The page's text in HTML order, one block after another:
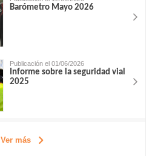
Barómetro Mayo 2026
Publicación el 01/06/2026
Informe sobre la seguridad vial
2025
Ver más